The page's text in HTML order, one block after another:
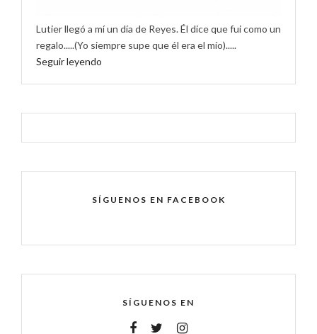
Lutier llegó a mí un día de Reyes. Él dice que fui como un
regalo.....(Yo siempre supe que él era el mío).....
Seguir leyendo
SÍGUENOS EN FACEBOOK
SÍGUENOS EN